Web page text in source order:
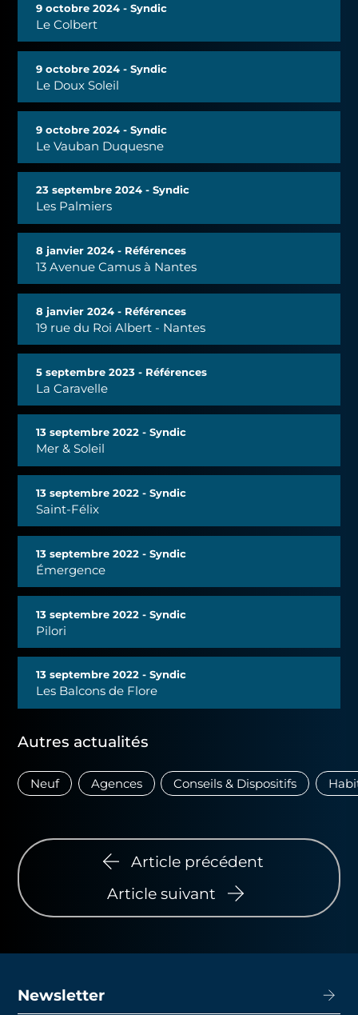
9 octobre 2024 - Syndic
Le Colbert
9 octobre 2024 - Syndic
Le Doux Soleil
9 octobre 2024 - Syndic
Le Vauban Duquesne
23 septembre 2024 - Syndic
Les Palmiers
8 janvier 2024 - Références
13 Avenue Camus à Nantes
8 janvier 2024 - Références
19 rue du Roi Albert - Nantes
5 septembre 2023 - Références
La Caravelle
13 septembre 2022 - Syndic
Mer & Soleil
13 septembre 2022 - Syndic
Saint-Félix
13 septembre 2022 - Syndic
Émergence
13 septembre 2022 - Syndic
Pilori
13 septembre 2022 - Syndic
Les Balcons de Flore
Autres actualités
Neuf Agences Conseils & Dispositifs
Article précédent
Article suivant
Newsletter